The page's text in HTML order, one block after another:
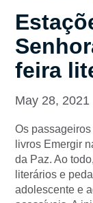
feira
May 28, 2021
Os
livros Emergir
da Paz. Ao
literários e
adolescente e